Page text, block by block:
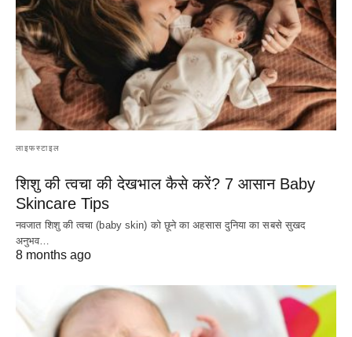
लाइफस्टाइल
शिशु की त्वचा की देखभाल कैसे करें? 7 आसान Baby
Skincare Tips
नवजात शिशु की त्वचा (baby skin) को छूने का अहसास दुनिया का सबसे सुखद
अनुभव…
8 months ago